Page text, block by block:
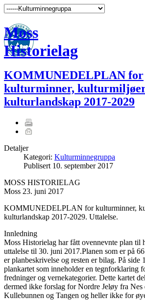
Moss
Historielag
KOMMUNEDELPLAN for
kulturminner,
kulturlandskap 2017-2029
Detaljer
Kategori: Kulturminnegruppa
Publisert 10. september 2017
MOSS HISTORIELAG
Moss 23. juni 2017
KOMMUNEDELPLAN for kulturminner,
kulturlandskap 2017-2029. Uttalelse.
Innledning
Moss Historielag har fått ovennevnte plan til
uttalelse til 30. juni 2017.Planen som er på
er planbeskrivelse og resten er bilag. På side
plankartet som inneholder en tegnforklaring
fredninger og vernekategorier. Dette kartet
dermed ikke forslag for Nordre Jeløy fra
Kullebunnen og Tangen og heller ikke for